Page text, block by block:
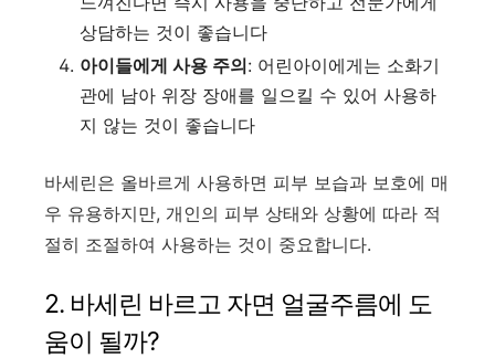
상담하는 것이 좋습니다
아이들에게 사용 주의: 어린아이에게는 소화기
관에 남아 위장 장애를 일으킬 수 있어 사용하
지 않는 것이 좋습니다
바세린은 올바르게 사용하면 피부 보습과 보호에 매
우 유용하지만, 개인의 피부 상태와 상황에 따라 적
절히 조절하여 사용하는 것이 중요합니다.
2. 바세린 바르고 자면 얼굴주름에 도
움이 될까?